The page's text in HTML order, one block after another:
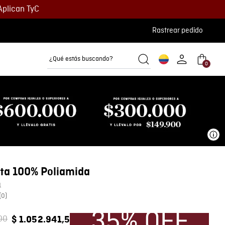
TyC
Rastrear pedido
¿Qué estás buscando?
0
100% Poliamida
(0)
$ 1.052.941,5